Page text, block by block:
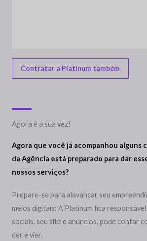
Contratar a Platinum também
Agora é a sua vez!
Agora que você já acompanhou alguns
da Agência está preparado para dar
nossos serviços?
Prepare-se para alavancar seu
meios digitais: A Platinum fica responsável
sociais, seu site e anúncios, pode contar
der e vier.